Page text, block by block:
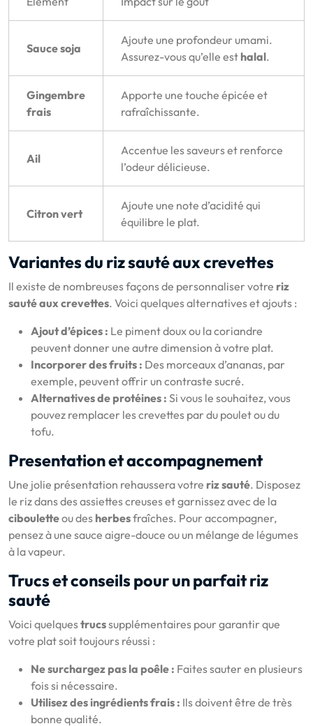
Sauce soja
Ajoute une profondeur umami.
Assurez-vous qu’elle est halal.
Gingembre
frais
Apporte une touche épicée et
rafraîchissante.
Ail
Accentue les saveurs et renforce
l’odeur délicieuse.
Citron vert
Ajoute une note d’acidité qui
équilibre le plat.
Variantes du riz sauté aux crevettes
Il existe de nombreuses façons de personnaliser votre riz
sauté aux crevettes. Voici quelques alternatives et ajouts :
Ajout d’épices : Le piment doux ou la coriandre
peuvent donner une autre dimension à votre plat.
Incorporer des fruits : Des morceaux d’ananas, par
exemple, peuvent offrir un contraste sucré.
Alternatives de protéines : Si vous le souhaitez, vous
pouvez remplacer les crevettes par du poulet ou du
tofu.
Presentation et accompagnement
Une jolie présentation rehaussera votre riz sauté. Disposez
le riz dans des assiettes creuses et garnissez avec de la
cibouletteou des herbesfraîches. Pour accompagner,
pensez à une sauce aigre-douce ou un mélange de légumes
à la vapeur.
Trucs et conseils pour un parfait riz
sauté
Voici quelquestrucssupplémentaires pour garantir que
votre plat soit toujours réussi :
Ne surchargez pas la poêle : Faites sauter en plusieurs
fois si nécessaire.
Utilisez des ingrédients frais : Ils doivent être de très
bonne qualité.